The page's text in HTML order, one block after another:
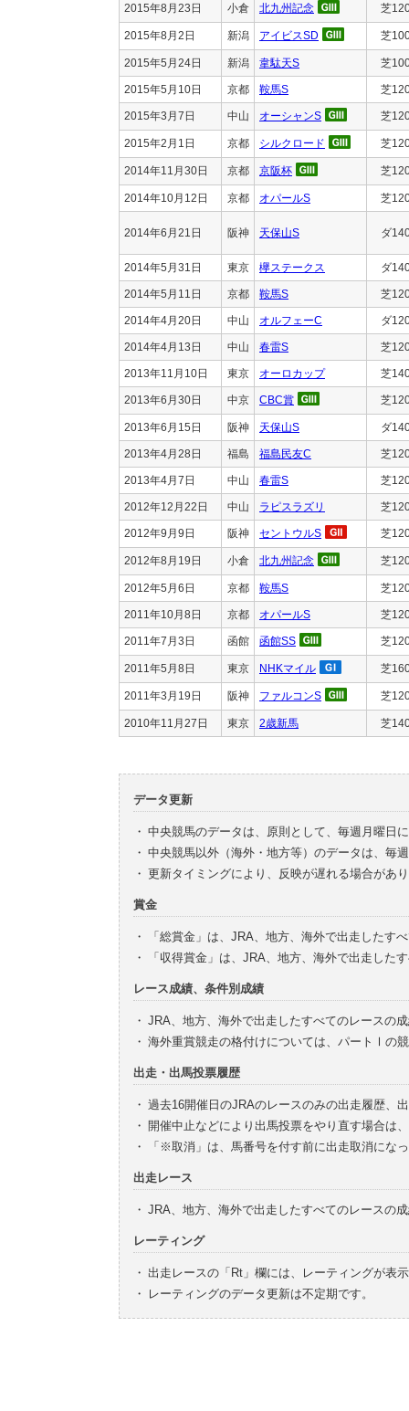
2015年8月23日 小倉 北九州記念 芝
2015年8月2日 新潟 アイビスSD 芝
2015年5月24日 新潟 韋駄天S 芝
2015年5月10日 京都 鞍馬S 芝
2015年3月7日 中山 オーシャンS 芝
2015年2月1日 京都 シルクロード 芝
2014年11月30日 京都 京阪杯 芝
2014年10月12日 京都 オパールS 芝
2014年6月21日 阪神 天保山S ダ
2014年5月31日 東京 欅ステークス ダ
2014年5月11日 京都 鞍馬S 芝
2014年4月20日 中山 オルフェーC ダ
2014年4月13日 中山 春雷S 芝
2013年11月10日 東京 オーロカップ 芝
2013年6月30日 中京 CBC賞 芝
2013年6月15日 阪神 天保山S ダ
2013年4月28日 福島 福島民友C 芝
2013年4月7日 中山 春雷S 芝
2012年12月22日 中山 ラピスラズリ 芝
2012年9月9日 阪神 セントウルS 芝
2012年8月19日 小倉 北九州記念 芝
2012年5月6日 京都 鞍馬S 芝
2011年10月8日 京都 オパールS 芝
2011年7月3日 函館 函館SS 芝
2011年5月8日 東京 NHKマイル 芝
2011年3月19日 阪神 ファルコンS 芝
2010年11月27日 東京 2歳新馬 芝
データ更新
・ 中央競馬のデータは、原則として、毎週月曜日
・ 中央競馬以外（海外・地方等）のデータは、毎
・ 更新タイミングにより、反映が遅れる場合があ
賞金
・
「総賞金」は、JRA、地方、海外で出走したす
・
「収得賞金」は、JRA、地方、海外で出走した
レース成績、条件別成績
・ JRA、地方、海外で出走したすべてのレースの
・ 海外重賞競走の格付けについては、パートⅠの
出走・出馬投票履歴
・ 過去16開催日のJRAのレースのみの出走履歴、
・ 開催中止などにより出馬投票をやり直す場合は
・
「※取消」は、馬番号を付す前に出走取消にな
出走レース
・ JRA、地方、海外で出走したすべてのレースの
レーティング
・ 出走レースの「Rt」欄には、レーティングが表
・
レーティングのデータ更新は不定期です。